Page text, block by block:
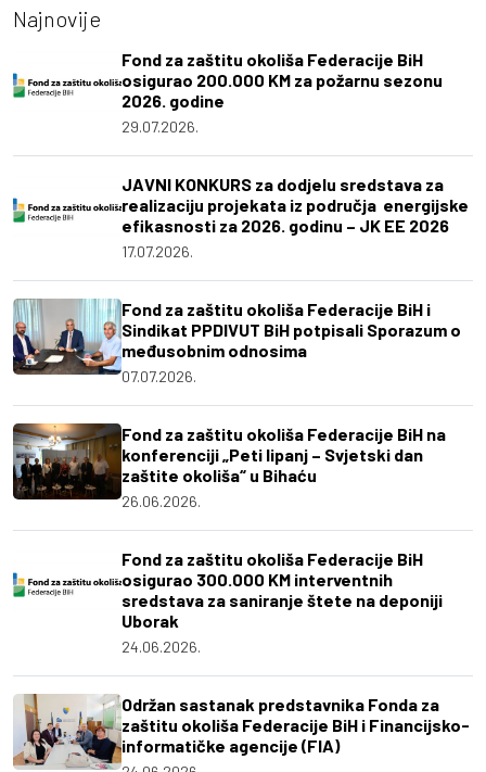
Najnovije
Fond za zaštitu okoliša Federacije BiH
osigurao 200.000 KM za požarnu sezonu
2026. godine
29.07.2026.
JAVNI KONKURS za dodjelu sredstava za
realizaciju projekata iz područja energijske
efikasnosti za 2026. godinu – JK EE 2026
17.07.2026.
Fond za zaštitu okoliša Federacije BiH i
Sindikat PPDIVUT BiH potpisali Sporazum o
međusobnim odnosima
07.07.2026.
Fond za zaštitu okoliša Federacije BiH na
konferenciji „Peti lipanj – Svjetski dan
zaštite okoliša“ u Bihaću
26.06.2026.
Fond za zaštitu okoliša Federacije BiH
osigurao 300.000 KM interventnih
sredstava za saniranje štete na deponiji
Uborak
24.06.2026.
Održan sastanak predstavnika Fonda za
zaštitu okoliša Federacije BiH i Financijsko-
informatičke agencije (FIA)